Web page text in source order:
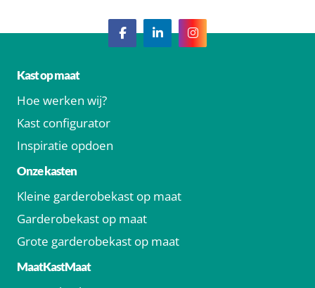
Kast op maat
Hoe werken wij?
Kast configurator
Inspiratie opdoen
Onze kasten
Kleine garderobekast op maat
Garderobekast op maat
Grote garderobekast op maat
MaatKastMaat